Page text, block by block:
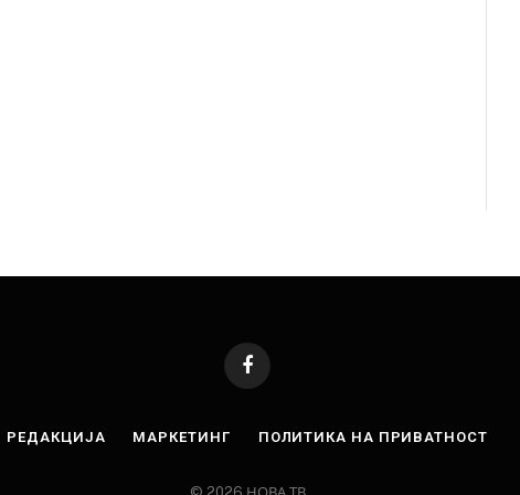
Facebook
РЕДАКЦИЈА МАРКЕТИНГ ПОЛИТИКА НА ПРИВАТНОСТ